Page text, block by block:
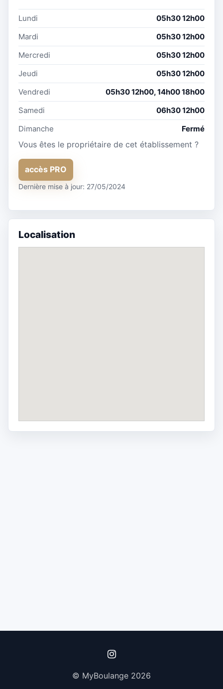
Lundi
05h30 12h00
Mardi
05h30 12h00
Mercredi
05h30 12h00
Jeudi
05h30 12h00
Vendredi
05h30 12h00, 14h00 18h00
Samedi
06h30 12h00
Dimanche
Fermé
Vous êtes le propriétaire de cet établissement ?
accès PRO
Dernière mise à jour: 27/05/2024
Localisation
© MyBoulange 2026